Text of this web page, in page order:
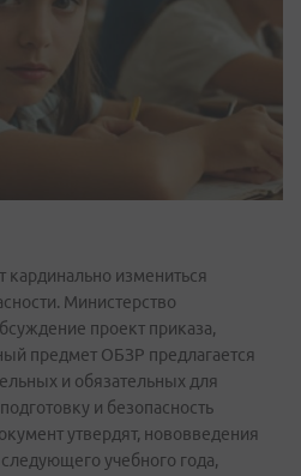
измениться
Министерство
проект приказа,
предмет ОБЗР предлагается
и обязательных для
и безопасность
утвердят, нововведения
учебного года,